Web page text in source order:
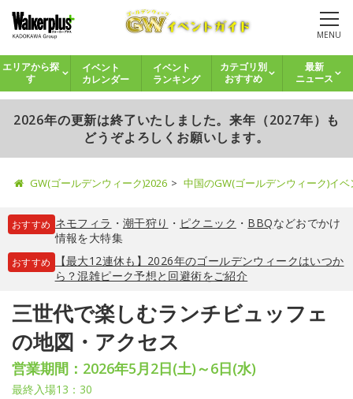
MENU
エリアから探
す
イベント
カレンダー
イベント
ランキング
カテゴリ別
おすすめ
最新
ニュース
2026年の更新は終了いたしました。来年（2027年）も
どうぞよろしくお願いします。
GW(ゴールデンウィーク)2026 中国のGW(ゴールデンウィーク)イ
おすすめ ネモフィラ ・ 潮干狩り ・ ピクニック ・ BBQなどおでかけ
情報を大特集
おすすめ
【最大12連休も】2026年のゴールデンウィークはいつか
ら？混雑ピーク予想と回避術をご紹介
三世代で楽しむランチビュッフェ
の地図・アクセス
営業期間：2026年5月2日(土)～6日(水)
最終入場13：30